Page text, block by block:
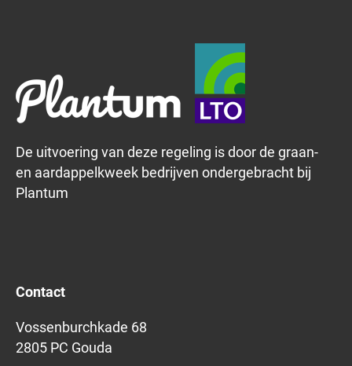
De uitvoering van deze regeling is door de graan-
en aardappelkweek bedrijven ondergebracht bij
Plantum
Contact
Vossenburchkade 68
2805 PC Gouda